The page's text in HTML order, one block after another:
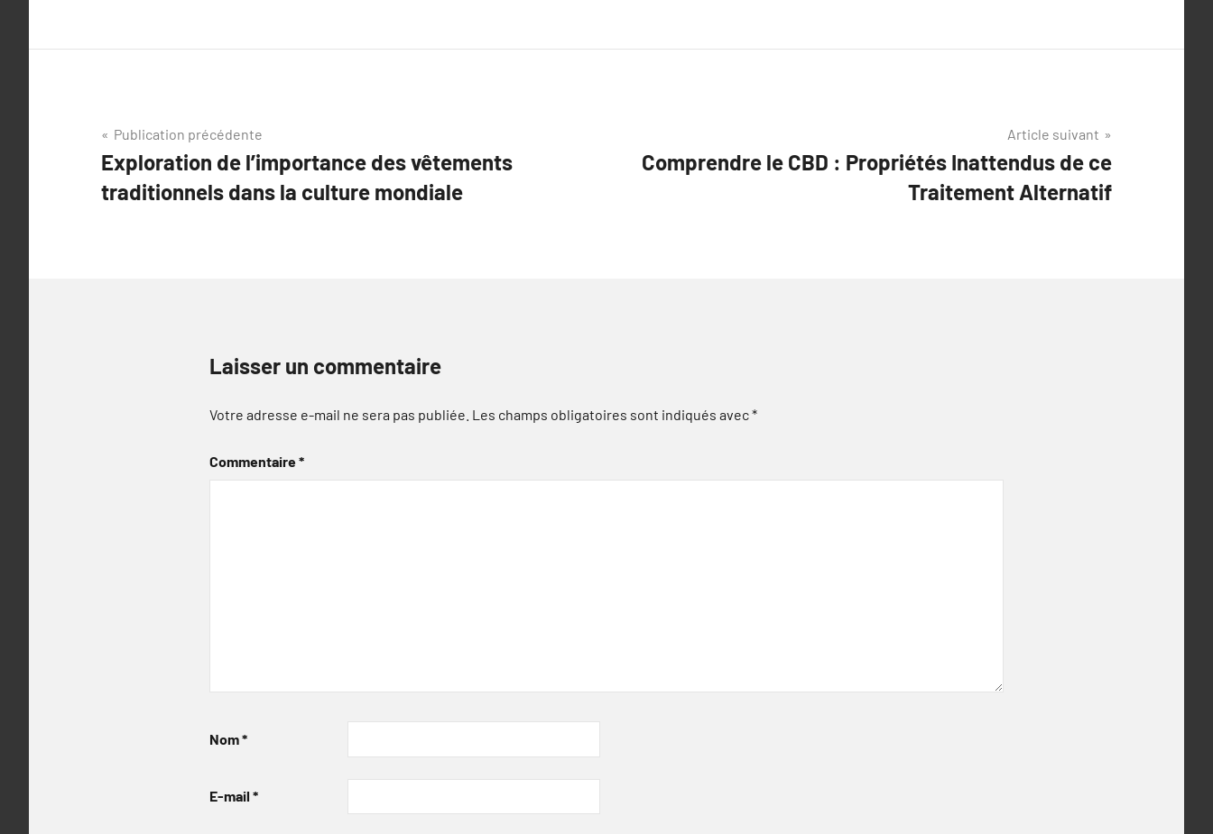
Navigation
de
l’article
Publication précédente
Exploration de l’importance des vêtements
traditionnels dans la culture mondiale
Article suivant
Comprendre le CBD : Propriétés Inattendus de ce
Traitement Alternatif
Laisser un commentaire
Votre adresse e-mail ne sera pas publiée. Les champs obligatoires sont indiqués avec*
Commentaire*
Nom*
E-mail *